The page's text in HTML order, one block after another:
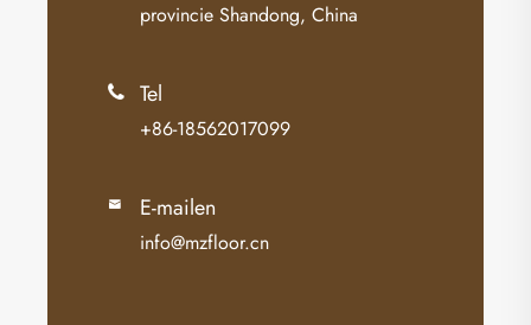
provincie Shandong, China
 Tel
+86-18562017099
 E-mailen
info@mzfloor.cn